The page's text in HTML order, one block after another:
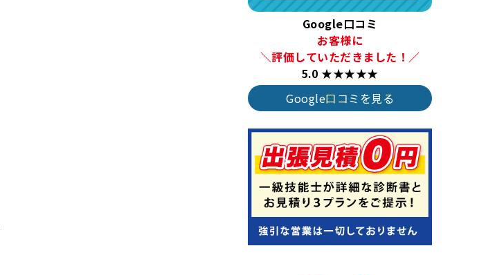
Google口コミ
お客様に
＼評価していただきました！／
5.0 ★★★★★
Google口コミを見る